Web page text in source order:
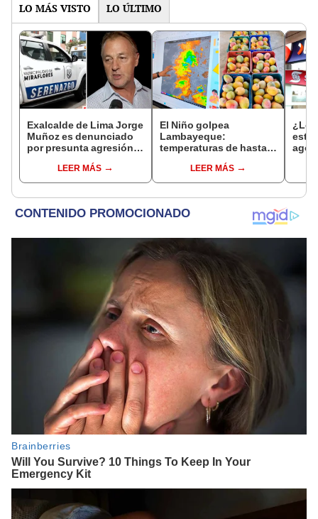
LO MÁS VISTO LO ÚLTIMO
Exalcalde de Lima Jorge
Muñoz es denunciado
por presunta agresión
de Miraflores
LEER MÁS
El Niño golpea
Lambayeque:
temperaturas de hasta
producción de mango y
palta
LEER MÁS
este